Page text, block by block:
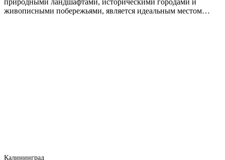
живописными побережьями, является идеальным местом…
Калининград